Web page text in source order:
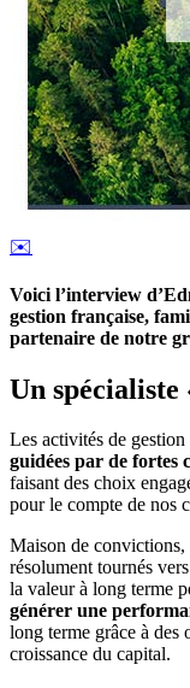
✉️
Voici l’interview
gestion française,
partenaire de notre
Un
Les activités de
guidées par de fortes
faisant des choix
pour le compte de nos
Maison de convictions,
résolument tournés
la valeur à long terme
générer une
long terme grâce à des
croissance du capital.